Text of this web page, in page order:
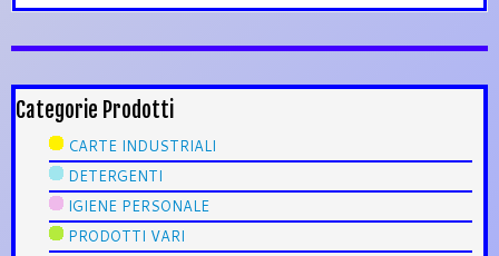
Categorie Prodotti
CARTE INDUSTRIALI
DETERGENTI
IGIENE PERSONALE
PRODOTTI VARI